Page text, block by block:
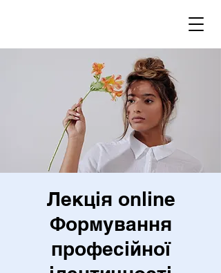
Лекція online
Формування
професійної